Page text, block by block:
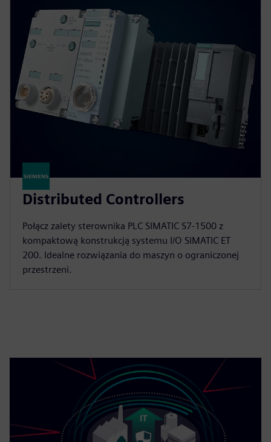
Distributed Controllers
Połącz zalety sterownika PLC SIMATIC S7-1500 z
kompaktową konstrukcją systemu I/O SIMATIC ET
200. Idealne rozwiązania do maszyn o ograniczonej
przestrzeni.